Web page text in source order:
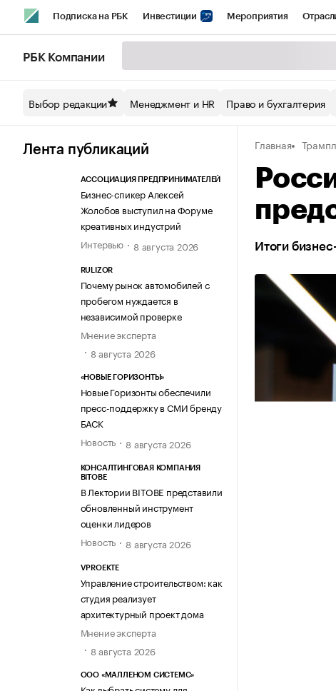
Подписка на РБК Инвестиции Мероприятия
Спецпроекты СПб Конференции СПб Спецпроекты
Технологии и медиа Рынок наличной валюты
РБК Компании
Выбор редакции Менеджмент и HR Право и бухгалтерия
Лента публикаций
АССОЦИАЦИЯ ПРЕДПРИНИМАТЕЛЕЙ
Бизнес-спикер Алексей
Жолобов выступил на Форуме
креативных индустрий
Интервью
8 августа 2026
RULIZOR
Почему рынок автомобилей с
пробегом нуждается в
независимой проверке
Мнение эксперта
8 августа 2026
«НОВЫЕ ГОРИЗОНТЫ»
Новые Горизонты обеспечили
пресс-поддержку в СМИ бренду
БАСК
Новость
8 августа 2026
КОНСАЛТИНГОВАЯ КОМПАНИЯ
BITOBE
В Лектории BITOBE представили
обновленный инструмент
оценки лидеров
Новость
8 августа 2026
VPROEKTE
Управление строительством: как
студия реализует
архитектурный проект дома
Мнение эксперта
8 августа 2026
ООО «МАЛЛЕНОМ СИСТЕМС»
Главная
Итоги